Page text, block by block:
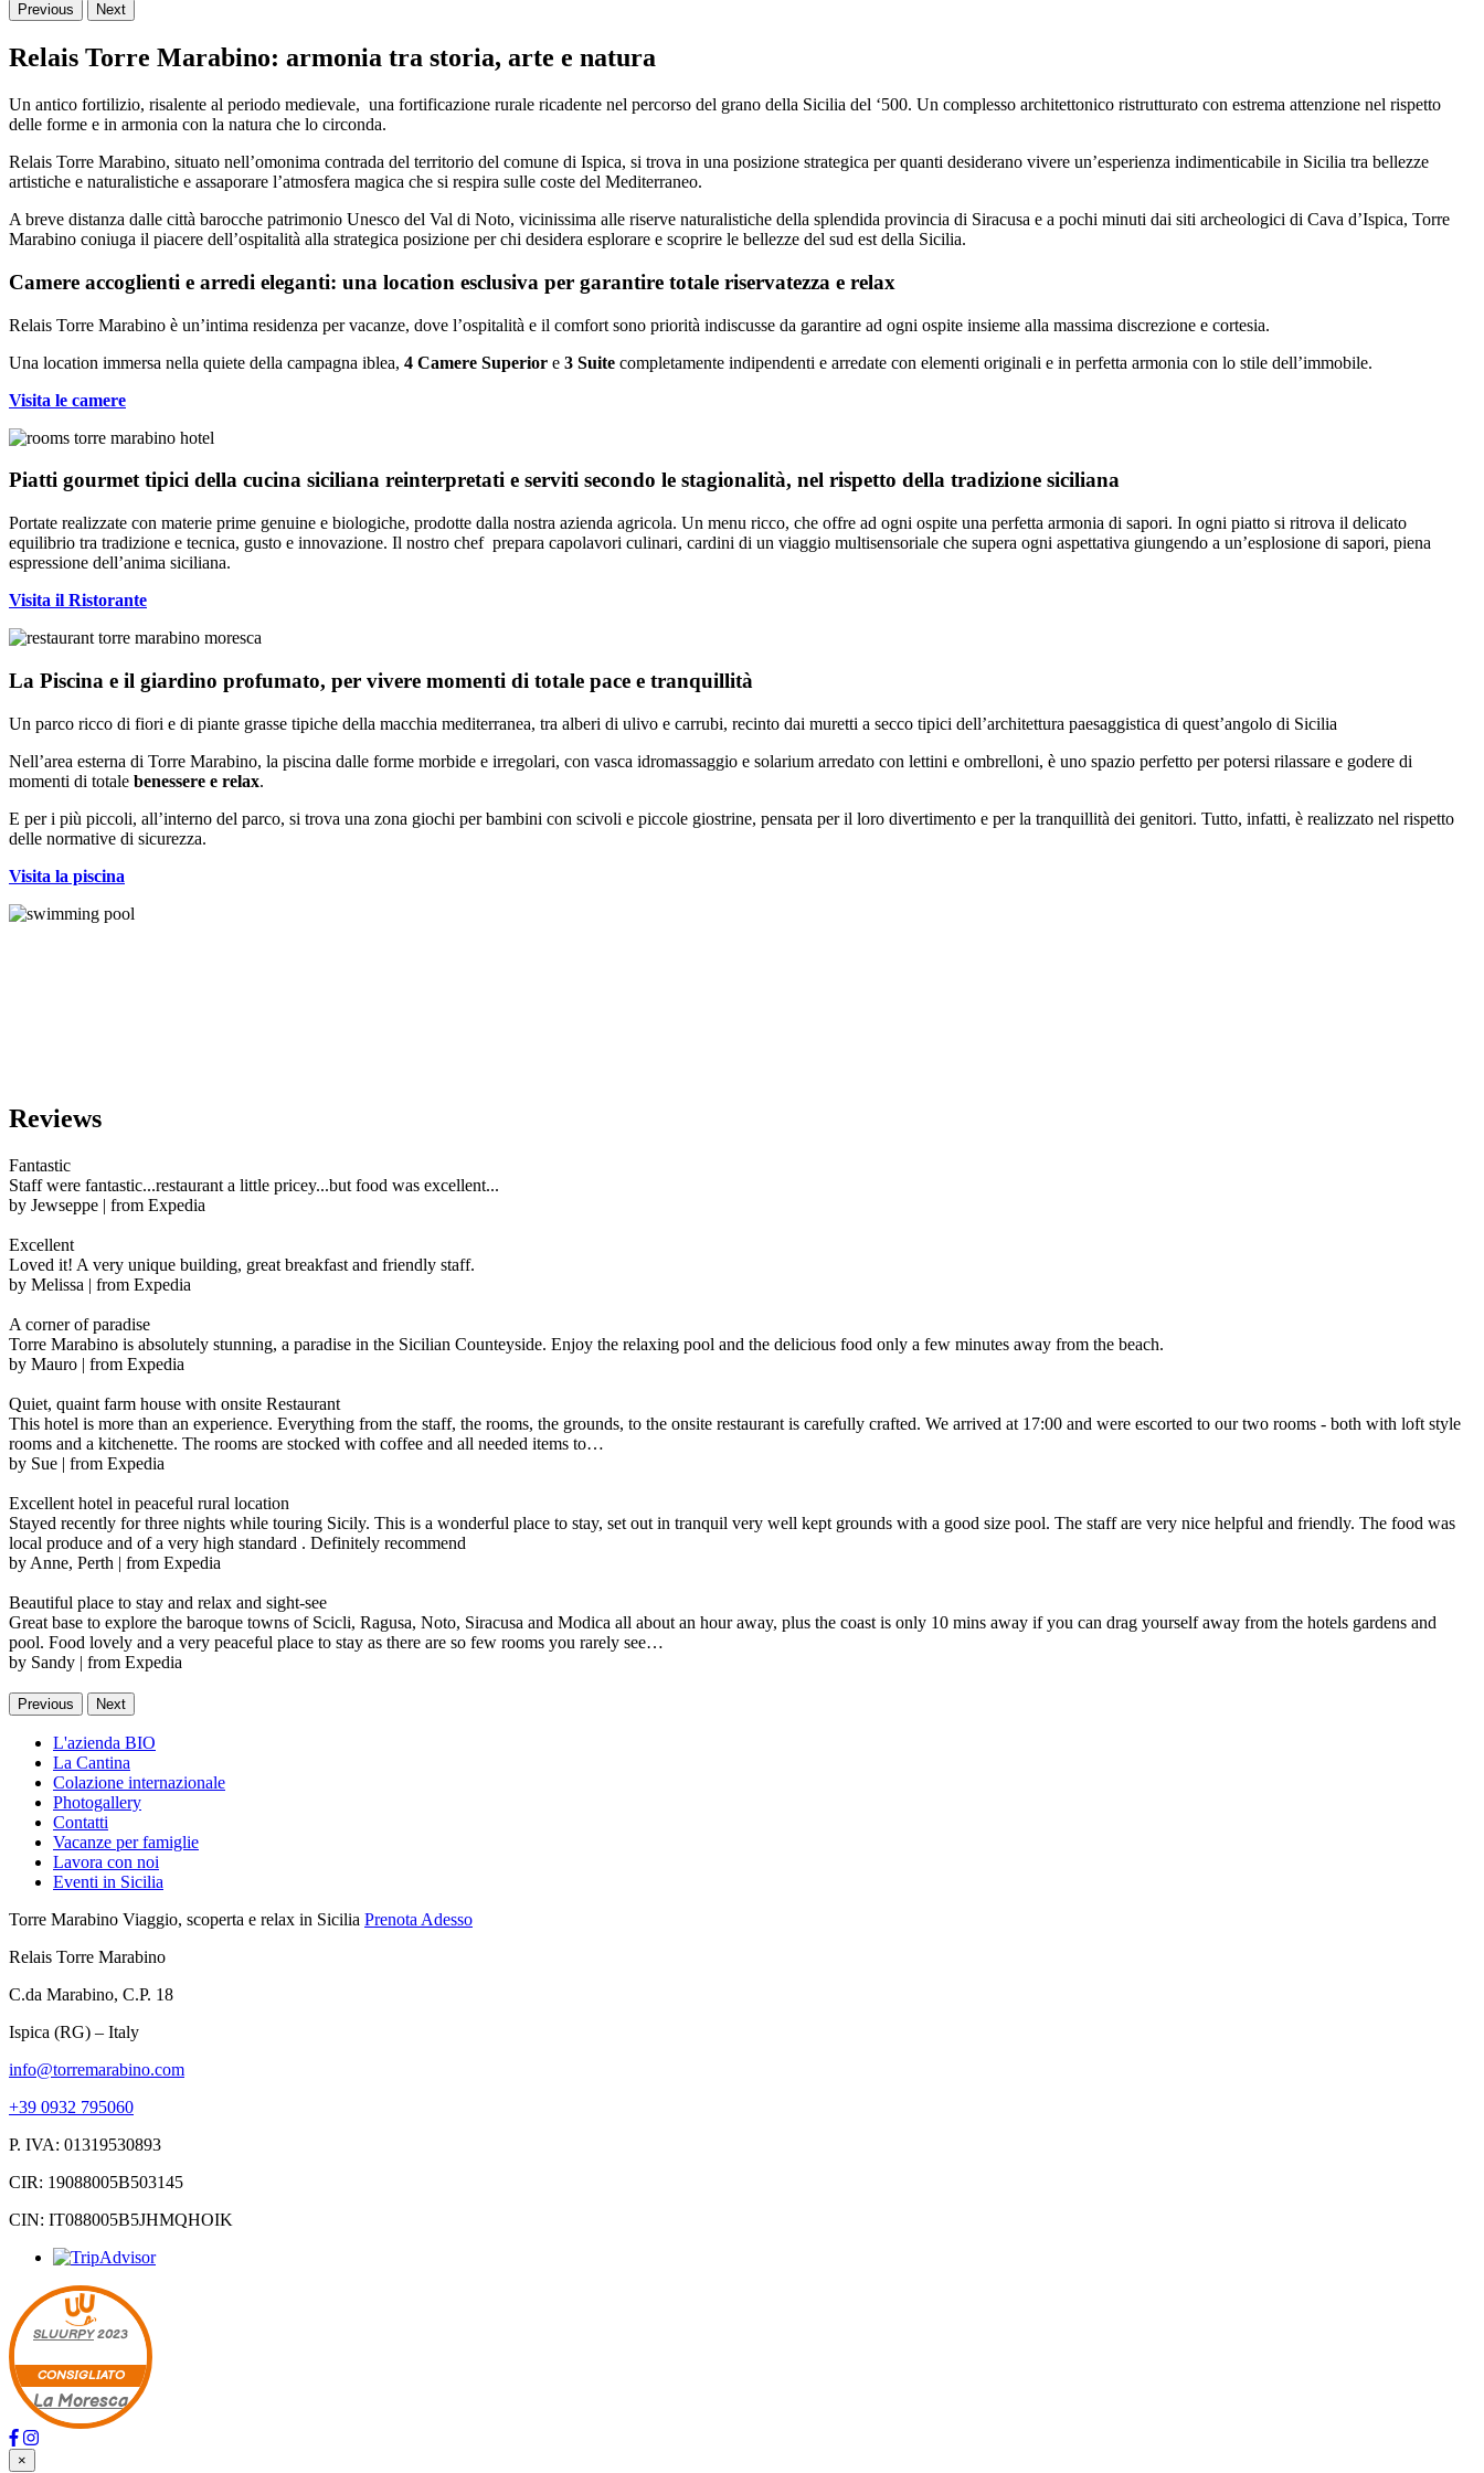
Previous Next
Relais Torre Marabino: armonia tra storia, arte e natura
Un antico fortilizio, risalente al periodo medievale, una fortificazione rurale ricadente nel percorso del grano della Sicilia del ‘500. Un complesso architettonico ristrutturato con estrema attenzione nel rispetto
delle forme e in armonia con la natura che lo circonda.
Relais Torre Marabino, situato nell’omonima contrada del territorio del comune di Ispica, si trova in una posizione strategica per quanti desiderano vivere un’esperienza indimenticabile in Sicilia tra bellezze
artistiche e naturalistiche e assaporare l’atmosfera magica che si respira sulle coste del Mediterraneo.
A breve distanza dalle città barocche patrimonio Unesco del Val di Noto, vicinissima alle riserve naturalistiche della splendida provincia di Siracusa e a pochi minuti dai siti archeologici di Cava d’Ispica, Torre
Marabino coniuga il piacere dell’ospitalità alla strategica posizione per chi desidera esplorare e scoprire le bellezze del sud est della Sicilia.
Camere accoglienti e arredi eleganti: una location esclusiva per garantire totale riservatezza e relax
Relais Torre Marabino è un’intima residenza per vacanze, dove l’ospitalità e il comfort sono priorità indiscusse da garantire ad ogni ospite insieme alla massima discrezione e cortesia.
Una location immersa nella quiete della campagna iblea, 4 Camere Superior e 3 Suite completamente indipendenti e arredate con elementi originali e in perfetta armonia con lo stile dell’immobile.
Visita le camere
Piatti gourmet tipici della cucina siciliana reinterpretati e serviti secondo le stagionalità, nel rispetto della tradizione siciliana
Portate realizzate con materie prime genuine e biologiche, prodotte dalla nostra azienda agricola. Un menu ricco, che offre ad ogni ospite una perfetta armonia di sapori. In ogni piatto si ritrova il delicato
equilibrio tra tradizione e tecnica, gusto e innovazione. Il nostro chef prepara capolavori culinari, cardini di un viaggio multisensoriale che supera ogni aspettativa giungendo a un’esplosione di sapori, piena
espressione dell’anima siciliana.
Visita il Ristorante
La Piscina e il giardino profumato, per vivere momenti di totale pace e tranquillità
Un parco ricco di fiori e di piante grasse tipiche della macchia mediterranea, tra alberi di ulivo e carrubi, recinto dai muretti a secco tipici dell’architettura paesaggistica di quest’angolo di Sicilia
Nell’area esterna di Torre Marabino, la piscina dalle forme morbide e irregolari, con vasca idromassaggio e solarium arredato con lettini e ombrelloni, è uno spazio perfetto per potersi rilassare e godere di
momenti di totale benessere e relax.
E per i più piccoli, all’interno del parco, si trova una zona giochi per bambini con scivoli e piccole giostrine, pensata per il loro divertimento e per la tranquillità dei genitori. Tutto, infatti, è realizzato nel rispetto
delle normative di sicurezza.
Visita la piscina
Reviews
Fantastic
Staff were fantastic...restaurant a little pricey...but food was excellent...
by Jewseppe | from Expedia
Excellent
Loved it! A very unique building, great breakfast and friendly staff.
by Melissa | from Expedia
A corner of paradise
Torre Marabino is absolutely stunning, a paradise in the Sicilian Counteyside. Enjoy the relaxing pool and the delicious food only a few minutes away from the beach.
by Mauro | from Expedia
Quiet, quaint farm house with onsite Restaurant
This hotel is more than an experience. Everything from the staff, the rooms, the grounds, to the onsite restaurant is carefully crafted. We arrived at 17:00 and were escorted to our two rooms - both with loft style
rooms and a kitchenette. The rooms are stocked with coffee and all needed items to…
by Sue | from Expedia
Excellent hotel in peaceful rural location
Stayed recently for three nights while touring Sicily. This is a wonderful place to stay, set out in tranquil very well kept grounds with a good size pool. The staff are very nice helpful and friendly. The food was
local produce and of a very high standard . Definitely recommend
by Anne, Perth | from Expedia
Beautiful place to stay and relax and sight-see
Great base to explore the baroque towns of Scicli, Ragusa, Noto, Siracusa and Modica all about an hour away, plus the coast is only 10 mins away if you can drag yourself away from the hotels gardens and
pool. Food lovely and a very peaceful place to stay as there are so few rooms you rarely see…
by Sandy | from Expedia
Previous Next
L'azienda BIO
La Cantina
Colazione internazionale
Photogallery
Contatti
Vacanze per famiglie
Lavora con noi
Eventi in Sicilia
Torre Marabino Viaggio, scoperta e relax in Sicilia Prenota Adesso
Relais Torre Marabino
C.da Marabino, C.P. 18
Ispica (RG) – Italy
info@torremarabino.com
+39 0932 795060
P. IVA: 01319530893
CIR: 19088005B503145
CIN: IT088005B5JHMQHOIK
SLUURPY2023
CONSIGLIATO
La Moresca
×